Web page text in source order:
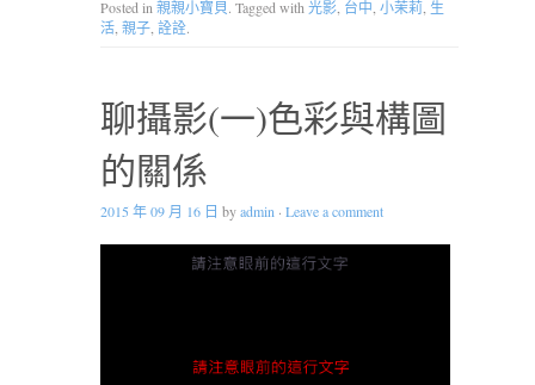
Posted in親親小寶貝. Tagged with光影, 台中, 小茉莉, 生
活, 親子, 詮詮.
聊攝影(一)色彩與構圖
的關係
2015 年 09 月 16 日 byadmin · Leave a comment